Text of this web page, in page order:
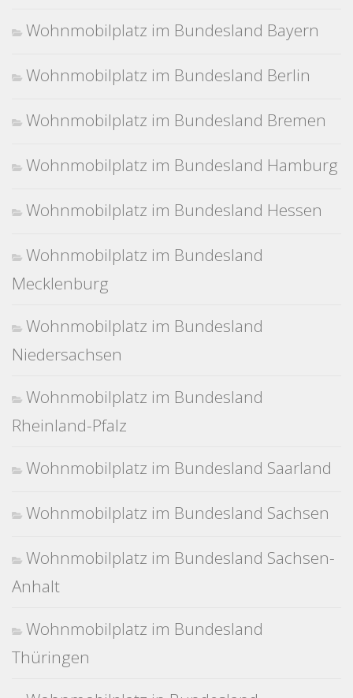
Wohnmobilplatz im Bundesland Bayern
Wohnmobilplatz im Bundesland Berlin
Wohnmobilplatz im Bundesland Bremen
Wohnmobilplatz im Bundesland Hamburg
Wohnmobilplatz im Bundesland Hessen
Wohnmobilplatz im Bundesland
Mecklenburg
Wohnmobilplatz im Bundesland
Niedersachsen
Wohnmobilplatz im Bundesland
Rheinland-Pfalz
Wohnmobilplatz im Bundesland Saarland
Wohnmobilplatz im Bundesland Sachsen
Wohnmobilplatz im Bundesland Sachsen-
Anhalt
Wohnmobilplatz im Bundesland
Thüringen